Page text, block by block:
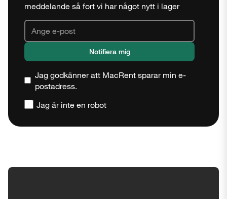
meddelande så fort vi har något nytt i lager
Jag godkänner att MacRent sparar min e-
postadress.
Jag är inte en robot